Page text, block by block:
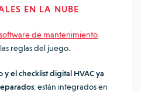
EN LA NUBE
software de mantenimiento
reglas del juego.
el checklist digital HVAC ya
: están integrados en